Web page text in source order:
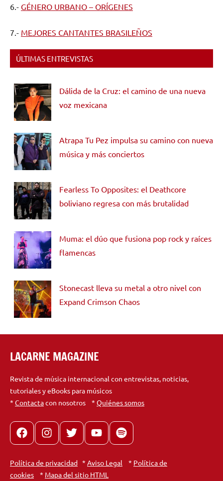
6.- GÉNERO URBANO – ORÍGENES
7.- MEJORES CANTANTES BRASILEÑOS
ÚLTIMAS ENTREVISTAS
Dálida de la Cruz: el camino de una nueva
voz mexicana
Atrapa Tu Pez impulsa su camino con nueva
música y más conciertos
Fearless To Opposites: el Deathcore
boliviano regresa con más brutalidad
Muma: el dúo que fusiona pop rock y raíces
flamencas
Stonecast lleva su metal a otro nivel con
Expand Crimson Chaos
LACARNE MAGAZINE
Revista de música internacional con entrevistas, noticias,
tutoriales y eBooks para músicos
* Contactacon nosotros * Quiénes somos
FacebookInstagram
X youtubespotify
Política de privacidad * Aviso Legal * Política de
cookies * Mapa del sitio HTML